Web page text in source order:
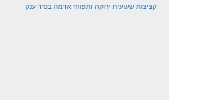
קציצות שעועית ירוקה ותפוחי אדמה בסיר ענק